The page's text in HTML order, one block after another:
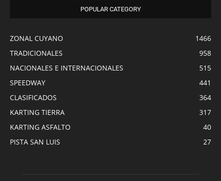
POPULAR CATEGORY
ZONAL CUYANO
1466
TRADICIONALES
958
NACIONALES E INTERNACIONALES
515
SPEEDWAY
441
CLASIFICADOS
364
KARTING TIERRA
317
KARTING ASFALTO
40
PISTA SAN LUIS
27